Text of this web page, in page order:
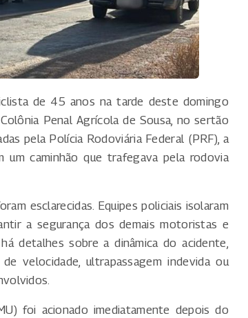
de 45 anos na tarde deste domingo
Penal Agrícola de Sousa, no sertão
pela Polícia Rodoviária Federal (PRF), a
um caminhão que trafegava pela rodovia
esclarecidas. Equipes policiais isolaram
a segurança dos demais motoristas e
detalhes sobre a dinâmica do acidente,
velocidade, ultrapassagem indevida ou
foi acionado imediatamente depois do